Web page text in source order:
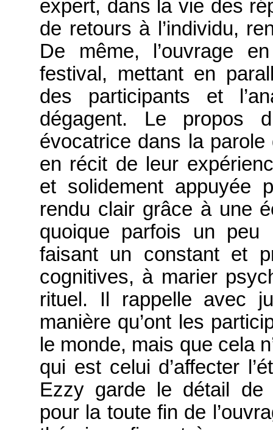
expert, dans la vie des
de retours à l’individu,
De même, l’ouvrage
festival, mettant en
des participants et
dégagent. Le propos
évocatrice dans la
en récit de leur
et solidement appuyée
rendu clair grâce à une
quoique parfois un peu
faisant un constant et
cognitives, à marier
rituel. Il rappelle avec
manière qu’ont les
le monde, mais que cela
qui est celui d’affecter
Ezzy garde le détail de
pour la toute fin de